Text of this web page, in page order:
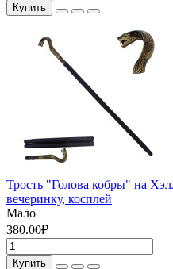
Купить
Трость "Голова кобры" на
вечеринку, косплей
Мало
380.00₽
Купить